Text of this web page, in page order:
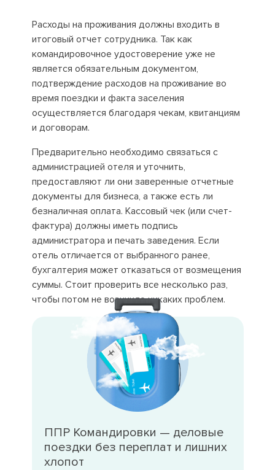
Расходы на проживания должны входить в
итоговый отчет сотрудника. Так как
командировочное удостоверение уже не
является обязательным документом,
подтверждение расходов на проживание во
время поездки и факта заселения
осуществляется благодаря чекам, квитанциям
и договорам.
Предварительно необходимо связаться с
администрацией отеля и уточнить,
предоставляют ли они заверенные отчетные
документы для бизнеса, а также есть ли
безналичная оплата. Кассовый чек (или счет-
фактура) должны иметь подпись
администратора и печать заведения. Если
отель отличается от выбранного ранее,
бухгалтерия может отказаться от возмещения
суммы. Стоит проверить все несколько раз,
чтобы потом не возникло никаких проблем.
ППР Командировки — деловые
поездки без переплат и лишних
хлопот